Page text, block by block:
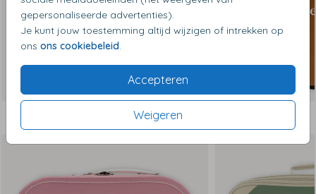
gepersonaliseerde advertenties).
Je kunt jouw toestemming altijd wijzigen of intrekken op
ons ons cookiebeleid
Accepteren
Weigeren
Dit vind je misschien ook leuk